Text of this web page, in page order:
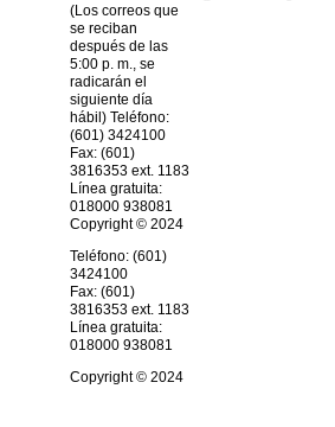
(Los correos que
se reciban
después de las
5:00 p. m., se
radicarán el
siguiente día
hábil) Teléfono:
(601) 3424100
Fax: (601)
3816353 ext. 1183
Línea gratuita:
018000 938081
Copyright © 2024
Teléfono: (601)
3424100
Fax: (601)
3816353 ext. 1183
Línea gratuita:
018000 938081
Copyright © 2024